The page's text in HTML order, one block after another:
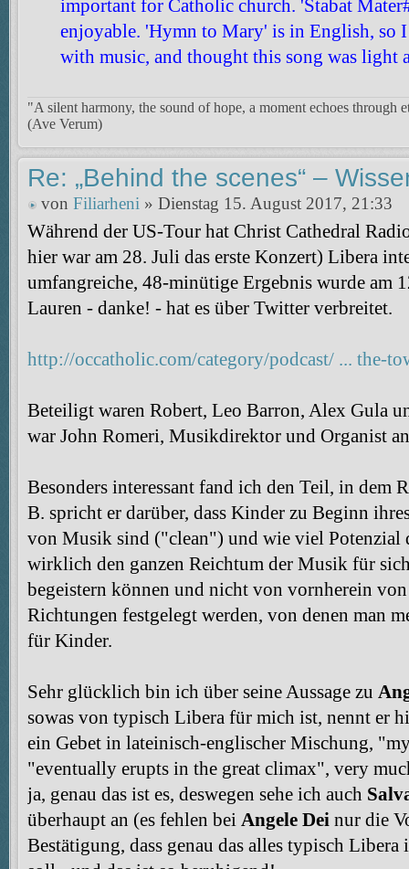
important for Catholic church. 'Stabat
enjoyable. 'Hymn to Mary' is in English, so
with music, and thought this song was light
"A silent harmony, the sound of hope, a moment echoes through
(Ave Verum)
Re: „Behind the scenes“ –
von Filiarheni » Dienstag 15. August 2017, 21:33
Während der US-Tour hat Christ Cathedral
hier war am 28. Juli das erste Konzert) Libera
umfangreiche, 48-minütige Ergebnis wurde am
Lauren - danke! - hat es über Twitter verbreitet.
http://occatholic.com/category/podcast/ ... the-
Beteiligt waren Robert, Leo Barron, Alex Gula
war John Romeri, Musikdirektor und Organist
Besonders interessant fand ich den Teil, in dem
B. spricht er darüber, dass Kinder zu Beginn
von Musik sind ("clean") und wie viel Potenzial
wirklich den ganzen Reichtum der Musik für
begeistern können und nicht von vornherein
Richtungen festgelegt werden, von denen man
für Kinder.
Sehr glücklich bin ich über seine Aussage zu
sowas von typisch Libera für mich ist, nennt er
ein Gebet in lateinisch-englischer Mischung,
"eventually erupts in the great climax", very
ja, genau das ist es, deswegen sehe ich auch
überhaupt an (es fehlen bei Angele Dei nur die
Bestätigung, dass genau das alles typisch Libera